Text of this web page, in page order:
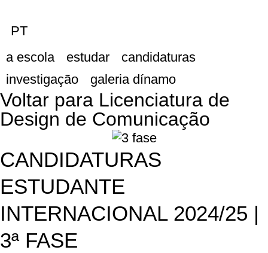
PT
a escola
estudar
candidaturas
investigação
galeria dínamo
Voltar para Licenciatura de
Design de Comunicação
CANDIDATURAS
ESTUDANTE
INTERNACIONAL 2024/25 |
3ª FASE